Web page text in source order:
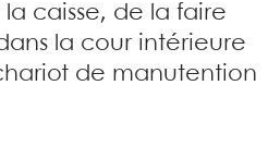
caisse, de la faire
la cour intérieure
de manutention